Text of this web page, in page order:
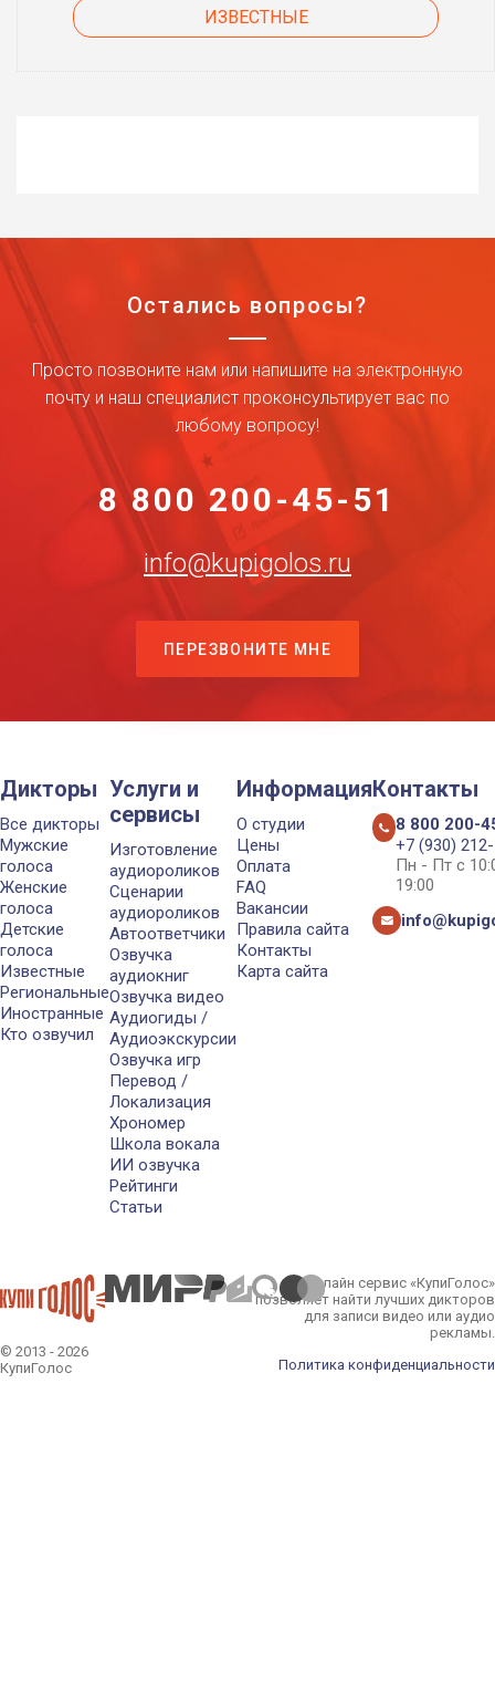
ИЗВЕСТНЫЕ
Остались вопросы?
Просто позвоните нам или напишите на электронную
почту и наш специалист проконсультирует вас по
любому вопросу!
8 800 200-45-51
info@kupigolos.ru
ПЕРЕЗВОНИТЕ МНЕ
Дикторы
Все дикторы
Мужские
голоса
Женские
голоса
Детские
голоса
Известные
Региональные
Иностранные
Кто озвучил
Услуги и
сервисы
Изготовление
аудиороликов
Сценарии
аудиороликов
Автоответчики
Озвучка
аудиокниг
Озвучка видео
Аудиогиды /
Аудиоэкскурсии
Озвучка игр
Перевод /
Локализация
Хрономер
Школа вокала
ИИ озвучка
Рейтинги
Статьи
Информация
О студии
Цены
Оплата
FAQ
Вакансии
Правила сайта
Контакты
Карта сайта
Контакты
8 800 200-
+7 (930)
Пн - Пт с
19:00
© 2013 - 2026
КупиГолос
Онлайн сервис «КупиГолос»
позволяет найти лучших дикторов
для записи видео или аудио
рекламы.
Политика конфиденциальности